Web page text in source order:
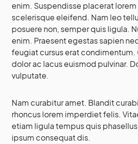
enim. Suspendisse placerat lorem
scelerisque eleifend. Nam leo
posuere non, semper quis ligula.
enim. Praesent egestas sapien
feugiat cursus erat condimentum.
dolor ac lacus euismod pulvinar.
vulputate.
Nam curabitur amet. Blandit
rhoncus lorem imperdiet felis.
etiam ligula tempus quis
ipsum consequat dis.